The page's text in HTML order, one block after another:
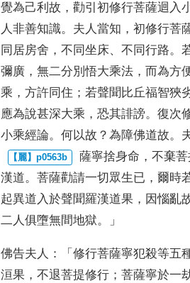
覺為己利故 ，勸引初修行菩薩迴入
人非善知識。 夫人當知 ，初修行菩
同居房舍 ，不同坐床、不同行路。
彌廣 ，無二分別悟大乘法 ， 而為方
乘 ，方許同住 ；若聲聞 比丘福智狹
應為說甚深大乘 ，恐其誹謗。復次
小乘經論。何以故 ？為障佛道故。
薩寧捨身命 ，不棄
漢道。菩薩勸請一切眾生已 ，爾時
起異道入於聲聞羅漢道果 ， 因惱亂
二人俱墮無間地獄。」
佛告夫人 ： 「修行菩薩寧犯殺等五
洹果 ，不退菩提修行 ；菩薩寧於一